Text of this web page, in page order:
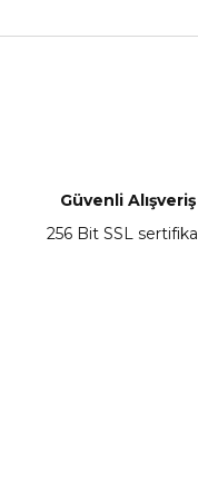
Güvenli Alışveriş
256 Bit SSL